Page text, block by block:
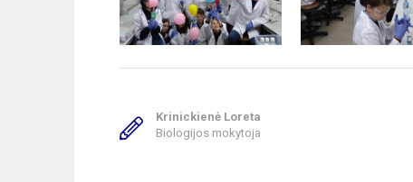
Krinickienė Loreta
Biologijos mokytoja